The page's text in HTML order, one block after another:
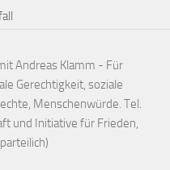
Andreas Klamm - Für
Gerechtigkeit, soziale
Menschenwürde. Tel.
und Initiative für Frieden,